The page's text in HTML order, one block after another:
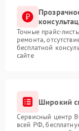
Точные прайс-
ремонта,
бесплатной
сайте
Широкий
Сервисный центр
всей РФ,